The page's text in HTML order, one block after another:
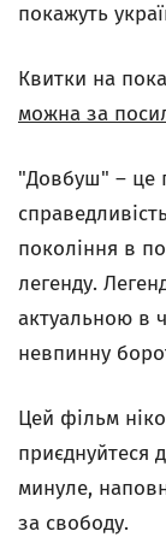
покажуть
Квитки на
можна за
"Довбуш" – це
покоління в
легенду.
актуальною в
невпинну
Цей фільм
приєднуйтеся
минуле,
за свободу.